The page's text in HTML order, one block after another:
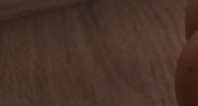
Adresse email de réception